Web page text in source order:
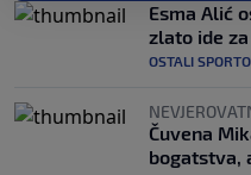
Esma Alić
zlato ide
OSTALI
Čuvena
bogatstva,